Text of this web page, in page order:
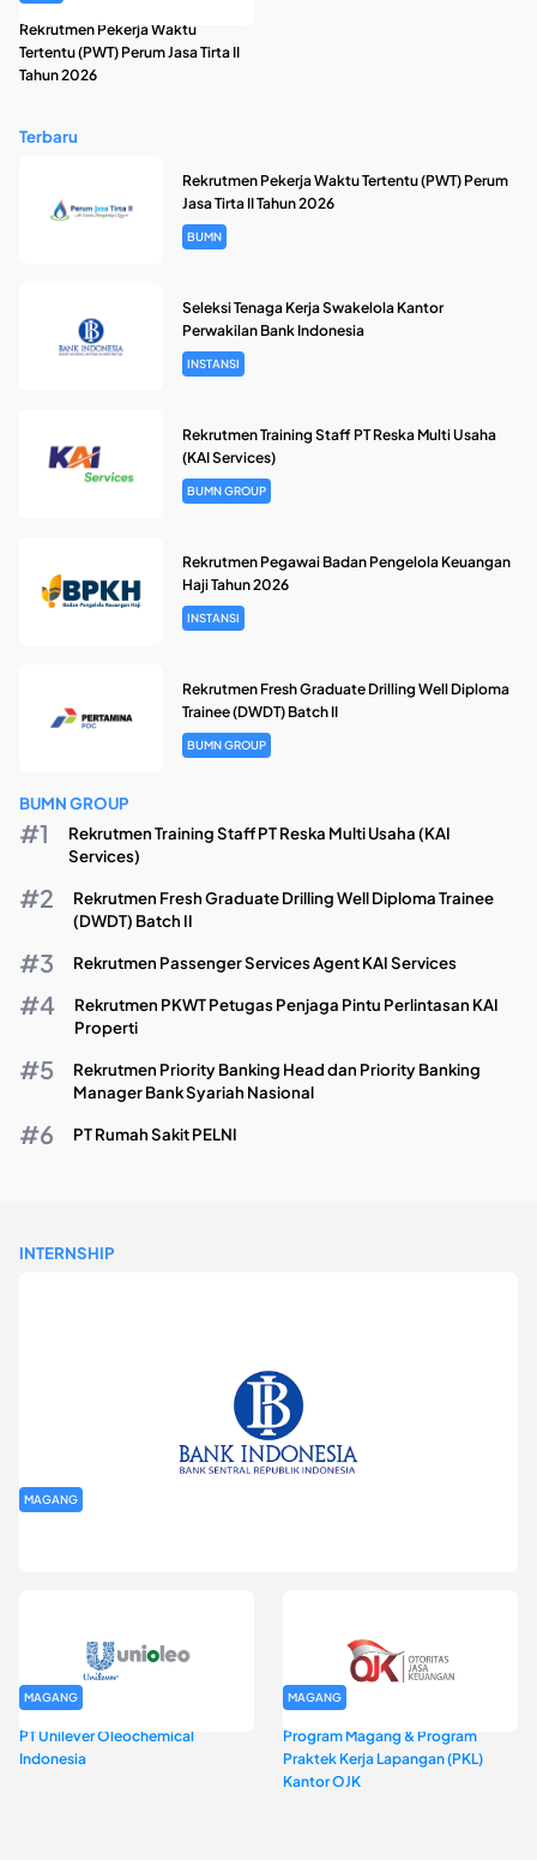
Rekrutmen Pekerja Waktu
Tertentu (PWT) Perum Jasa Tirta II
Tahun 2026
Terbaru
Rekrutmen Pekerja Waktu Tertentu (PWT) Perum
Jasa Tirta II Tahun 2026
BUMN
Seleksi Tenaga Kerja Swakelola Kantor
Perwakilan Bank Indonesia
INSTANSI
Rekrutmen Training Staff PT Reska Multi Usaha
(KAI Services)
BUMN GROUP
Rekrutmen Pegawai Badan Pengelola Keuangan
Haji Tahun 2026
INSTANSI
Rekrutmen Fresh Graduate Drilling Well Diploma
Trainee (DWDT) Batch II
BUMN GROUP
BUMN GROUP
Rekrutmen Training Staff PT Reska Multi Usaha (KAI
Services)
Rekrutmen Fresh Graduate Drilling Well Diploma Trainee
(DWDT) Batch II
Rekrutmen Passenger Services Agent KAI Services
Rekrutmen PKWT Petugas Penjaga Pintu Perlintasan KAI
Properti
Rekrutmen Priority Banking Head dan Priority Banking
Manager Bank Syariah Nasional
PT Rumah Sakit PELNI
INTERNSHIP
MAGANG
MAGANG
PT Unilever Oleochemical
Indonesia
MAGANG
Program Magang & Program
Praktek Kerja Lapangan (PKL)
Kantor OJK